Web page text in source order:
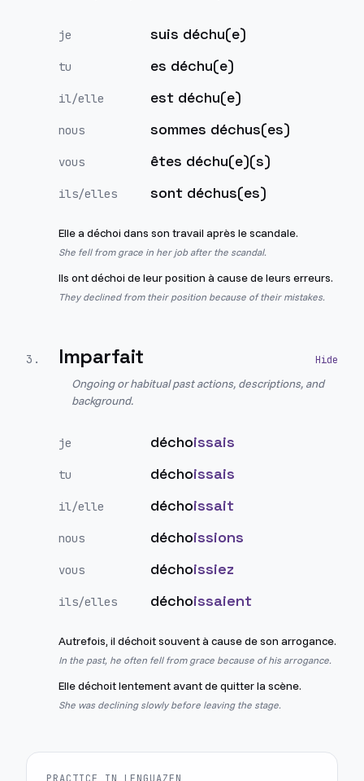
je suis déchu(e)
tu es déchu(e)
il/elle est déchu(e)
nous sommes déchus(es)
vous êtes déchu(e)(s)
ils/elles sont déchus(es)
Elle a déchoi dans son travail après le scandale.
She fell from grace in her job after the scandal.
Ils ont déchoi de leur position à cause de leurs erreurs.
They declined from their position because of their mistakes.
3 . Imparfait
Ongoing or habitual past actions, descriptions, and
background.
je déchoissais
tu déchoissais
il/elle déchoissait
nous déchoissions
vous déchoissiez
ils/elles déchoissaient
Autrefois, il déchoit souvent à cause de son arrogance.
In the past, he often fell from grace because of his arrogance.
Elle déchoit lentement avant de quitter la scène.
She was declining slowly before leaving the stage.